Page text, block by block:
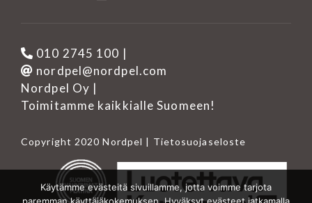
010 2745 100 |
nordpel@nordpel.com
Nordpel Oy |
Toimitamme kaikkialle Suomeen!
Copyright 2020 Nordpel | Tietosuojaseloste
Käytämme evästeitä sivuillamme, jotta voimme tarjota